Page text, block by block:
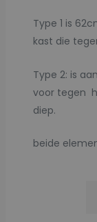
Type 1 is
kast die
Type 2: is
voor tegen
diep.
beide